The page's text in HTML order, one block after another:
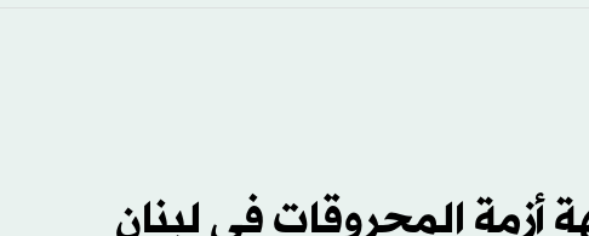
أزمة المحروقات في لبنان